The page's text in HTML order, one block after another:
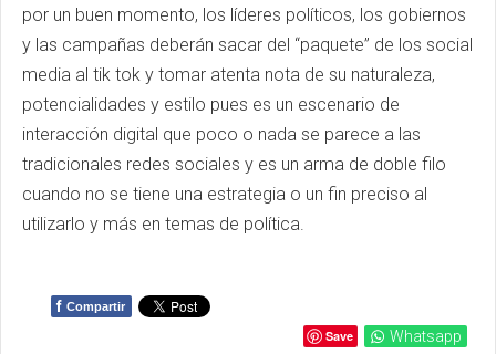
por un buen momento, los líderes políticos, los gobiernos
y las campañas deberán sacar del “paquete” de los social
media al tik tok y tomar atenta nota de su naturaleza,
potencialidades y estilo pues es un escenario de
interacción digital que poco o nada se parece a las
tradicionales redes sociales y es un arma de doble filo
cuando no se tiene una estrategia o un fin preciso al
utilizarlo y más en temas de política.
f Compartir
Save Whatsapp